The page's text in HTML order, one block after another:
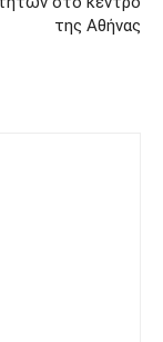
της Αθήνας